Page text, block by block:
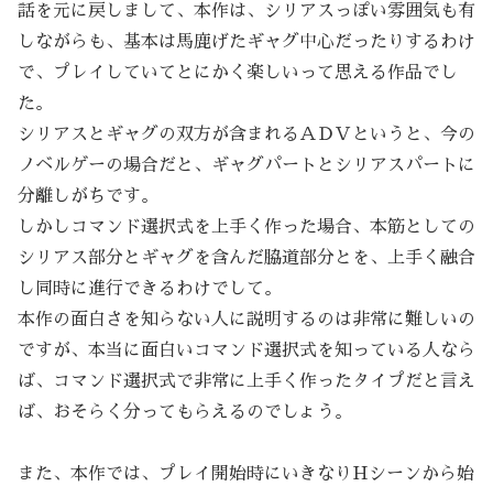
話を元に戻しまして、本作は、シリアスっぽい雰囲気も有
しながらも、基本は馬鹿げたギャグ中心だったりするわけ
で、プレイしていてとにかく楽しいって思える作品でし
た。
シリアスとギャグの双方が含まれるＡＤＶというと、今の
ノベルゲーの場合だと、ギャグパートとシリアスパートに
分離しがちです。
しかしコマンド選択式を上手く作った場合、本筋としての
シリアス部分とギャグを含んだ脇道部分とを、上手く融合
し同時に進行できるわけでして。
本作の面白さを知らない人に説明するのは非常に難しいの
ですが、本当に面白いコマンド選択式を知っている人なら
ば、コマンド選択式で非常に上手く作ったタイプだと言え
ば、おそらく分ってもらえるのでしょう。
また、本作では、プレイ開始時にいきなりHシーンから始